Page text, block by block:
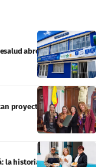
abre matrículas para
proyecto contra la
la historia detrás de los